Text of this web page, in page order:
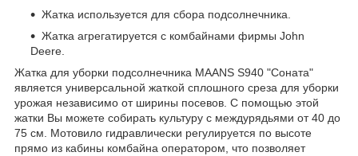
Жатка используется для сбора подсолнечника.
Жатка агрегатируется с комбайнами фирмы John
Deere.
Жатка для уборки подсолнечника MAANS S940 "Соната"
является универсальной жаткой сплошного среза для уборки
урожая независимо от ширины посевов. С помощью этой
жатки Вы можете собирать культуру с междурядьями от 40 до
75 см. Мотовило гидравлически регулируется по высоте
прямо из кабины комбайна оператором, что позволяет